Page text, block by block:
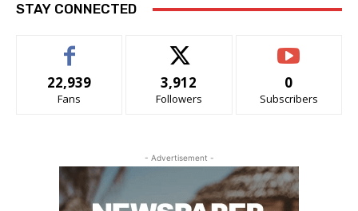
STAY CONNECTED
22,939
Fans
3,912
Followers
0
Subscribers
- Advertisement -